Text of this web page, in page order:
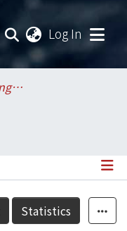
Log In
College of Electrical Engineering and Computer Science / 電機資訊學院
Statistics